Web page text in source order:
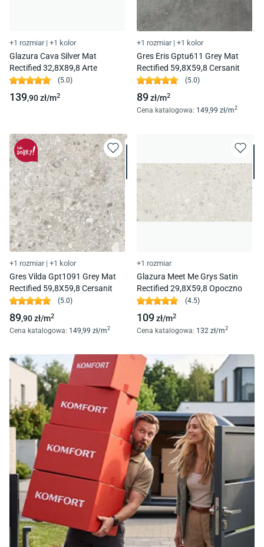
+1 rozmiar | +1 kolor
Glazura Cava Silver Mat
Rectified 32,8X89,8 Arte
(5.0)
139,90zł/m2
+1 rozmiar | +1 kolor
Gres Eris Gptu611 Grey Mat
Rectified 59,8X59,8 Cersanit
(5.0)
89zł/m2
Cena katalogowa: 149 ,99 zł/m2
+1 rozmiar | +1 kolor
Gres Vilda Gpt1091 Grey Mat
Rectified 59,8X59,8 Cersanit
(5.0)
89,90zł/m2
Cena katalogowa: 149 ,99 zł/m2
+1 rozmiar
Glazura Meet Me Grys Satin
Rectified 29,8X59,8 Opoczno
(4.5)
109zł/m2
Cena katalogowa: 132 zł/m2